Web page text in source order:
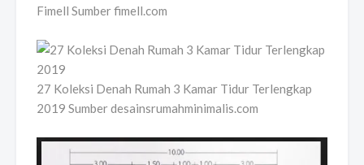
Fimell Sumber fimell.com
27 Koleksi Denah Rumah 3 Kamar Tidur Terlengkap
2019 Sumber desainsrumahminimalis.com